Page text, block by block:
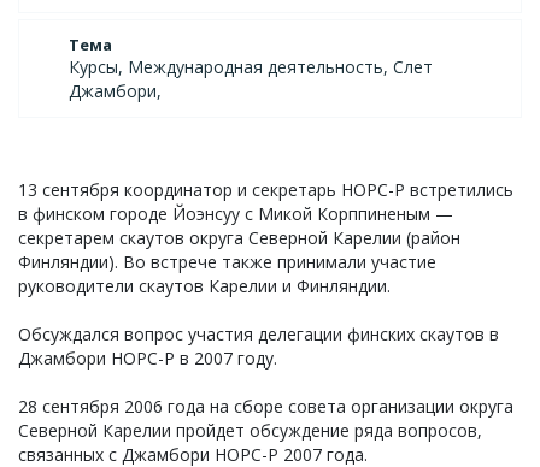
Тема
Курсы, Международная деятельность, Слет
Джамбори,
13 сентября координатор и секретарь НОРС-Р встретились
в финском городе Йоэнсуу с Микой Корппиненым —
секретарем скаутов округа Северной Карелии (район
Финляндии). Во встрече также принимали участие
руководители скаутов Карелии и Финляндии.
Обсуждался вопрос участия делегации финских скаутов в
Джамбори НОРС-Р в 2007 году.
28 сентября 2006 года на сборе совета организации округа
Северной Карелии пройдет обсуждение ряда вопросов,
связанных с Джамбори НОРС-Р 2007 года.